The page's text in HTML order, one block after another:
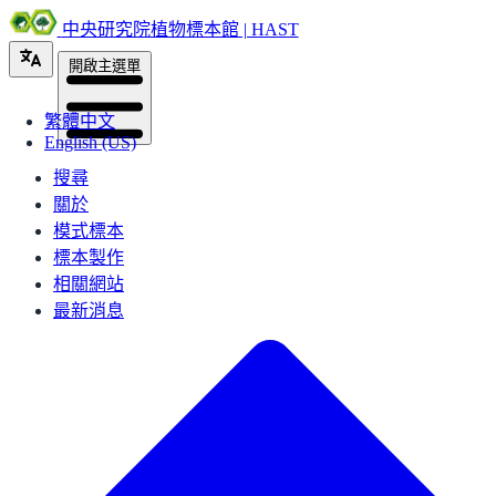
中央研究院植物標本館 | HAST
繁體中文
English (US)
開啟主選單
搜尋
關於
模式標本
標本製作
相關網站
最新消息